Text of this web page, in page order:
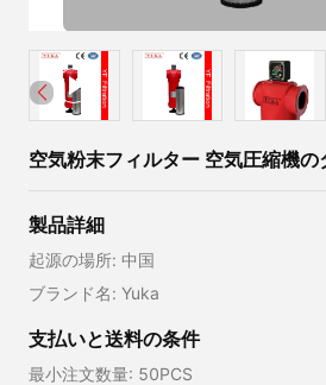
空気粉末フィルター 空気圧縮機
製品詳細
起源の場所: 中国
ブランド名: Yuka
支払いと送料の条件
最小注文数量: 50PCS